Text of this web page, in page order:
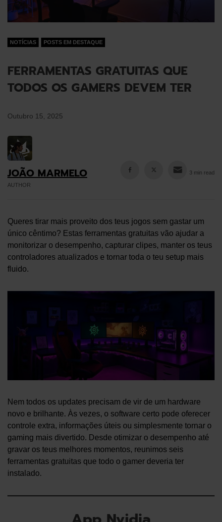
NOTÍCIAS POSTS EM DESTAQUE
FERRAMENTAS GRATUITAS QUE
TODOS OS GAMERS DEVEM TER
Outubro 15, 2025
JOÃO MARMELO
AUTHOR
3 min read
Queres tirar mais proveito dos teus jogos sem gastar um
único cêntimo? Estas ferramentas gratuitas vão ajudar a
monitorizar o desempenho, capturar clipes, manter os teus
controladores atualizados e tornar toda o teu setup mais
fluido.
Nem todos os updates precisam de vir de um hardware
novo e brilhante. Às vezes, o software certo pode oferecer
controle extra, informações úteis ou simplesmente tornar o
gaming mais divertido. Desde otimizar o desempenho até
gravar os teus melhores momentos, reunimos seis
ferramentas gratuitas que todo o gamer deveria ter
instalado.